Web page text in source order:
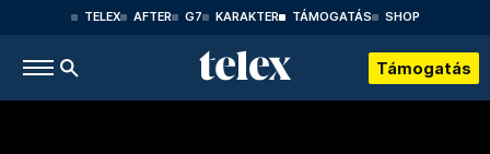
TELEX AFTER G7 KARAKTER TÁMOGATÁS SHOP
Támogatás